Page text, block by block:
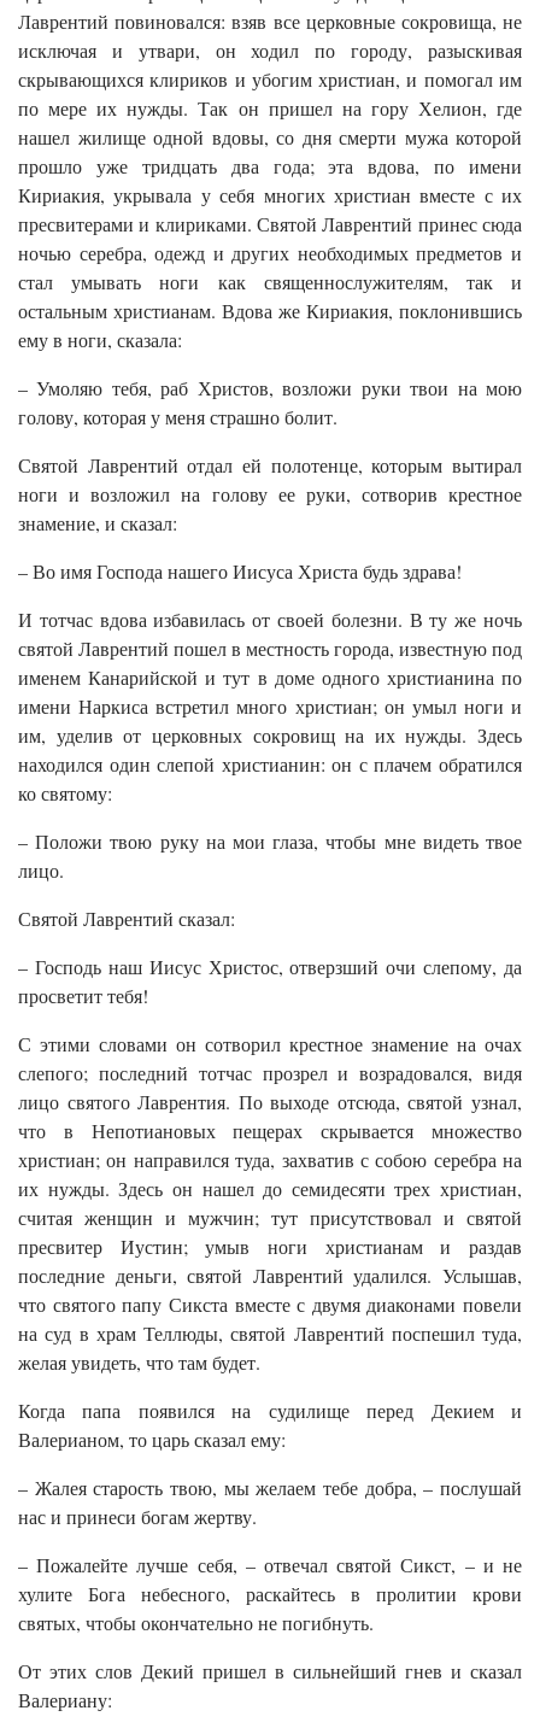
Лаврентий повиновался: взяв все церковные сокровища, не
исключая и утвари, он ходил по городу, разыскивая
скрывающихся клириков и убогим христиан, и помогал им
по мере их нужды. Так он пришел на гору Хелион, где
нашел жилище одной вдовы, со дня смерти мужа которой
прошло уже тридцать два года; эта вдова, по имени
Кириакия, укрывала у себя многих христиан вместе с их
пресвитерами и клириками. Святой Лаврентий принес сюда
ночью серебра, одежд и других необходимых предметов и
стал умывать ноги как священнослужителям, так и
остальным христианам. Вдова же Кириакия, поклонившись
ему в ноги, сказала:
– Умоляю тебя, раб Христов, возложи руки твои на мою
голову, которая у меня страшно болит.
Святой Лаврентий отдал ей полотенце, которым вытирал
ноги и возложил на голову ее руки, сотворив крестное
знамение, и сказал:
– Во имя Господа нашего Иисуса Христа будь здрава!
И тотчас вдова избавилась от своей болезни. В ту же ночь
святой Лаврентий пошел в местность города, известную под
именем Канарийской и тут в доме одного христианина по
имени Наркиса встретил много христиан; он умыл ноги и
им, уделив от церковных сокровищ на их нужды. Здесь
находился один слепой христианин: он с плачем обратился
ко святому:
– Положи твою руку на мои глаза, чтобы мне видеть твое
лицо.
Святой Лаврентий сказал:
– Господь наш Иисус Христос, отверзший очи слепому, да
просветит тебя!
С этими словами он сотворил крестное знамение на очах
слепого; последний тотчас прозрел и возрадовался, видя
лицо святого Лаврентия. По выходе отсюда, святой узнал,
что в Непотиановых пещерах скрывается множество
христиан; он направился туда, захватив с собою серебра на
их нужды. Здесь он нашел до семидесяти трех христиан,
считая женщин и мужчин; тут присутствовал и святой
пресвитер Иустин; умыв ноги христианам и раздав
последние деньги, святой Лаврентий удалился. Услышав,
что святого папу Сикста вместе с двумя диаконами повели
на суд в храм Теллюды, святой Лаврентий поспешил туда,
желая увидеть, что там будет.
Когда папа появился на судилище перед Декием и
Валерианом, то царь сказал ему:
– Жалея старость твою, мы желаем тебе добра, – послушай
нас и принеси богам жертву.
– Пожалейте лучше себя, – отвечал святой Сикст, – и не
хулите Бога небесного, раскайтесь в пролитии крови
святых, чтобы окончательно не погибнуть.
От этих слов Декий пришел в сильнейший гнев и сказал
Валериану: